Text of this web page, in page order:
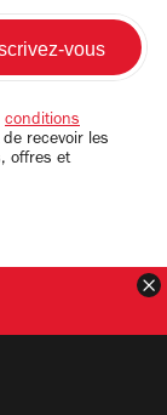
conditions
de recevoir les
offres et